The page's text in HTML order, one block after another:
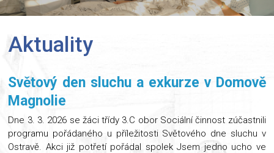
Aktuality
Světový den sluchu a exkurze v Domově
Magnolie
Dne 3. 3. 2026 se žáci třídy 3.C obor Sociální činnost zúčastnili
programu pořádaného u příležitosti Světového dne sluchu v
Ostravě. Akci již potřetí pořádal spolek Jsem jedno ucho ve